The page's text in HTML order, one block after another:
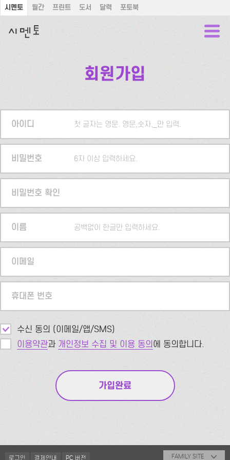
시멘토 월간 프린트 도서 달력 포토북
회원가입
아이디 첫 글자는 영문. 영문,숫자,_만 입력.
비밀번호 6자 이상 입력하세요.
비밀번호 확인
이름 공백없이 한글만 입력하세요.
이메일
휴대폰 번호
수신 동의 (이메일/앱/SMS)
이용약관과 개인정보 수집 및 이용 동의에 동의합니다.
로그인 결제안내 PC 버전 FAMILY SITE